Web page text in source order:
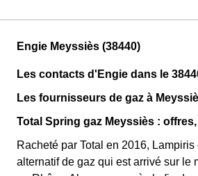
Engie Meyssiès (38440)
Les contacts d'Engie dans le
Les fournisseurs de gaz à
Total Spring gaz Meyssiès :
Racheté par Total en 2016,
alternatif de gaz qui est arrivé sur le